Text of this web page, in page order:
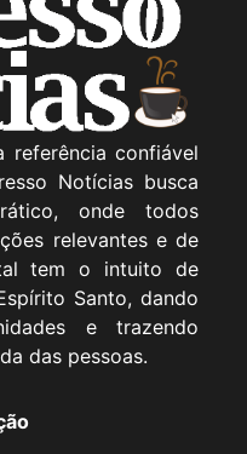
referência confiável
Notícias busca
onde todos
relevantes e de
tem o intuito de
Santo, dando
e trazendo
das pessoas.